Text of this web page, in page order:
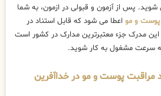
پس از آزمون و قبولی در ازمون، به شما
پوست و مو اعطا می شود که قابل استناد در
مدرک جزء معتبرترین مدارک در کشور است
سرعت مشغول به کار شوید.
مراقبت پوست و مو در خداآفرین